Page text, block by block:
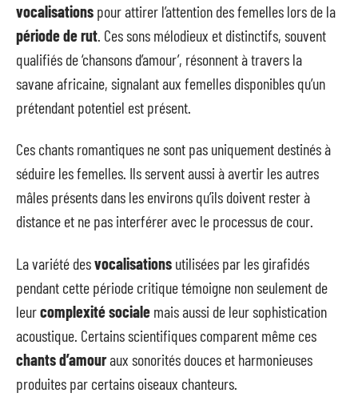
vocalisations pour attirer l’attention des femelles lors de la
période de rut . Ces sons mélodieux et distinctifs, souvent
qualifiés de ‘chansons d’amour’, résonnent à travers la
savane africaine, signalant aux femelles disponibles qu’un
prétendant potentiel est présent.
Ces chants romantiques ne sont pas uniquement destinés à
séduire les femelles. Ils servent aussi à avertir les autres
mâles présents dans les environs qu’ils doivent rester à
distance et ne pas interférer avec le processus de cour.
La variété desvocalisations utilisées par les girafidés
pendant cette période critique témoigne non seulement de
leurcomplexité sociale mais aussi de leur sophistication
acoustique. Certains scientifiques comparent même ces
chants d’amouraux sonorités douces et harmonieuses
produites par certains oiseaux chanteurs.